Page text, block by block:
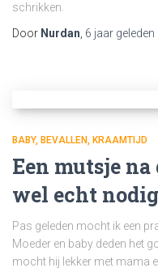
schrikken.
Door Nurdan 6 jaar geleden
BABY BEVALLEN KRAAMTIJD
Een mutsje na
wel echt
Pas geleden mocht ik een
Moeder en baby deden het
mocht hij lekker met mama